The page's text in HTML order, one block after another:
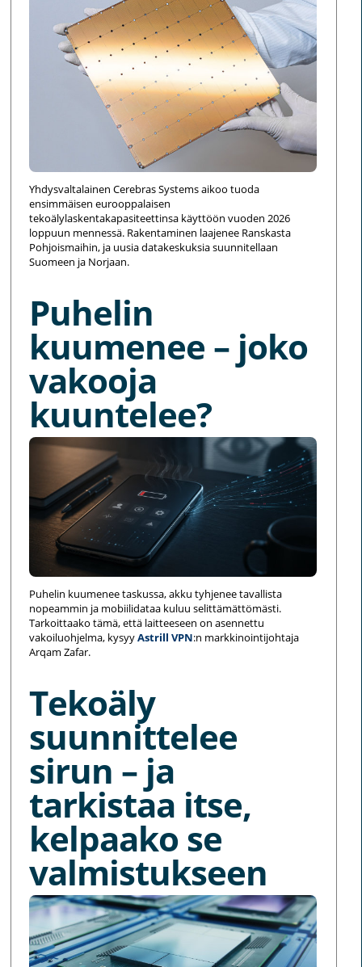
Yhdysvaltalainen Cerebras Systems aikoo tuoda
ensimmäisen eurooppalaisen
tekoälylaskentakapasiteettinsa käyttöön vuoden 2026
loppuun mennessä. Rakentaminen laajenee Ranskasta
Pohjoismaihin, ja uusia datakeskuksia suunnitellaan
Suomeen ja Norjaan.
Puhelin
kuumenee – joko
vakooja
kuuntelee?
Puhelin kuumenee taskussa, akku tyhjenee tavallista
nopeammin ja mobiilidataa kuluu selittämättömästi.
Tarkoittaako tämä, että laitteeseen on asennettu
vakoiluohjelma, kysyyAstrill VPN:n markkinointijohtaja
Arqam Zafar.
Tekoäly
suunnittelee
sirun – ja
tarkistaa itse,
kelpaako se
valmistukseen